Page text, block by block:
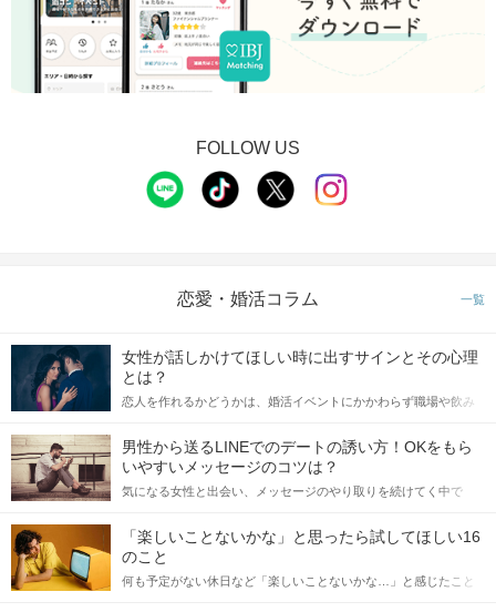
FOLLOW US
恋愛・婚活コラム 一覧
女性が話しかけてほしい時に出すサインとその心理
とは？
恋人を作れるかどうかは、婚活イベントにかかわらず職場や飲み
てアプローチできるかにも左右されます。 これから恋人作りを本
格的に始めようとしている方は、女性が異性を求めて出すサイン
をしっかりと理解し、正しい行動に移せるかどうかが重要。 この
記事では、女性が話しかけて欲しい時に出すサインとその心理を
合にどのような行動に繋げるべきかをご紹介していきます。
男性から送るLINEでのデートの誘い方！OKをもら
いやすいメッセージのコツは？
気になる女性と出会い、メッセージのやり取りを続けてく中で
しかし、中には「どう誘ったらいいの？」とお困りの男性もいら
っしゃるのではないでしょうか。 そこで今回は、男性から女性へ
送るLINEでのデートの誘い方のコツをご紹介します。例文も混じ
えながら解説するので、ぜひ参考にしてください。
「楽しいことないかな」と思ったら試してほしい16
のこと
何も予定がない休日など「楽しいことないかな…」と感じたこと